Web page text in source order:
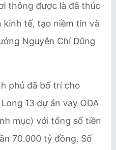
thông được là đã thúc
kinh tế, tạo niềm tin và
Nguyễn Chí Dũng
phủ đã bố trí cho
13 dự án vay ODA
mục) với tổng số tiền
70.000 tỷ đồng. Số